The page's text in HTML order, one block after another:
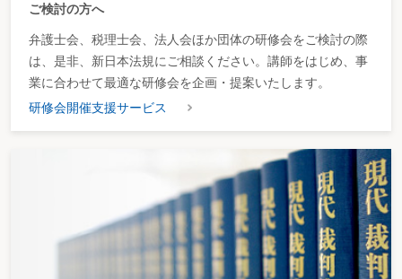
ご検討の方へ
弁護士会、税理士会、法人会ほか団体の研修会をご検討の際
は、是非、新日本法規にご相談ください。講師をはじめ、事
業に合わせて最適な研修会を企画・提案いたします。
研修会開催支援サービス